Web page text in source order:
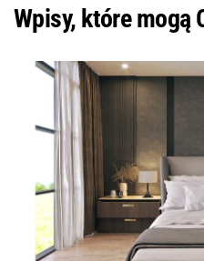
Wpisy, które mogą